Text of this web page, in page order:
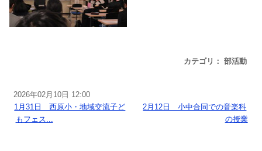
カテゴリ： 部活動
2026年02月10日 12:00
1月31日 西原小・地域交流子ど
もフェス...
2月12日 小中合同での音楽科
の授業